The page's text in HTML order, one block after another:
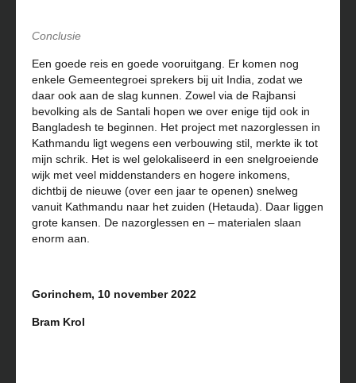
Conclusie
Een goede reis en goede vooruitgang. Er komen nog
enkele Gemeentegroei sprekers bij uit India, zodat we
daar ook aan de slag kunnen. Zowel via de Rajbansi
bevolking als de Santali hopen we over enige tijd ook in
Bangladesh te beginnen. Het project met nazorglessen in
Kathmandu ligt wegens een verbouwing stil, merkte ik tot
mijn schrik. Het is wel gelokaliseerd in een snelgroeiende
wijk met veel middenstanders en hogere inkomens,
dichtbij de nieuwe (over een jaar te openen) snelweg
vanuit Kathmandu naar het zuiden (Hetauda). Daar liggen
grote kansen. De nazorglessen en – materialen slaan
enorm aan.
Gorinchem, 10 november 2022
Bram Krol